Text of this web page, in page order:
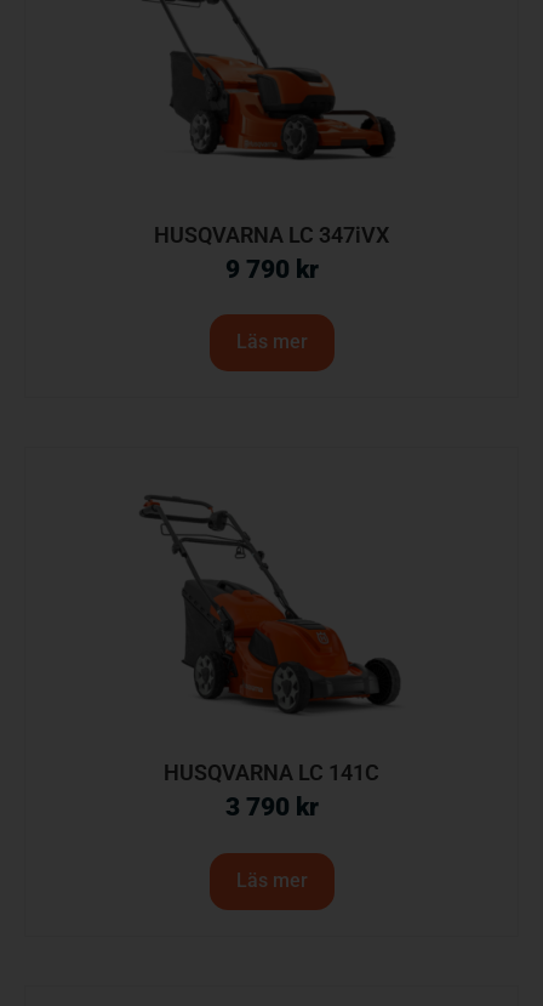
HUSQVARNA LC 347iVX
9 790 kr
Läs mer
HUSQVARNA LC 141C
3 790 kr
Läs mer